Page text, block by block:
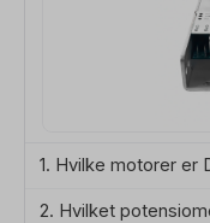
1. Hvilke motorer er
2. Hvilket